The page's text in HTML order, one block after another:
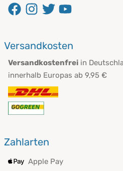
öffnet in neuem
öffnet in
öffnet in
Versandkosten
Versandkostenfrei in
innerhalb Europas ab 9,95 €
Zahlarten
Apple Pay